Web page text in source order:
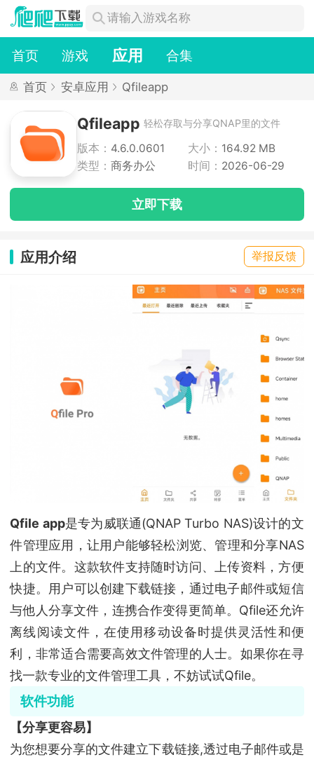
首页 游戏 应用 合集
首页 安卓应用 Qfileapp
Qfileapp 轻松存取与分享QNAP里的文件
版本： 4.6.0.0601 大小： 164.92 MB
类型： 商务办公 时间： 2026-06-29
立即下载
应用介绍 举报反馈
Qfile app是专为威联通(QNAP Turbo NAS)设计的文
件管理应用，让用户能够轻松浏览、管理和分享NAS
上的文件。这款软件支持随时访问、上传资料，方便
快捷。用户可以创建下载链接，通过电子邮件或短信
与他人分享文件，连携合作变得更简单。Qfile还允许
离线阅读文件，在使用移动设备时提供灵活性和便
利，非常适合需要高效文件管理的人士。如果你在寻
找一款专业的文件管理工具，不妨试试Qfile。
软件功能
【分享更容易】
为您想要分享的文件建立下载链接,透过电子邮件或是